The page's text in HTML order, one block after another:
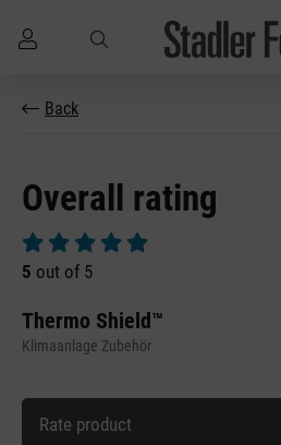
Skip to main content
Back
Overall rating
Average rating of 5 out of 5 stars
5 out of 5
Thermo Shield™
Klimaanlage Zubehör
Rate product